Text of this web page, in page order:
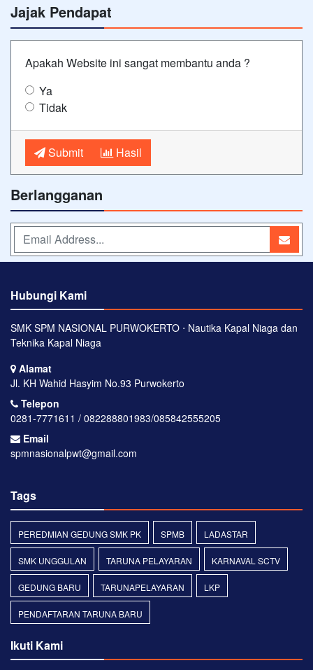
Jajak Pendapat
Apakah Website ini sangat membantu anda ?
Ya
Tidak
Submit Hasil
Berlangganan
Hubungi Kami
SMK SPM NASIONAL PURWOKERTO ⋅ Nautika Kapal Niaga dan
Teknika Kapal Niaga
Alamat
Jl. KH Wahid Hasyim No.93 Purwokerto
Telepon
0281-7771611 / 082288801983/085842555205
Email
spmnasionalpwt@gmail.com
Tags
PEREDMIAN GEDUNG SMK PK SPMB LADASTAR
SMK UNGGULAN TARUNA PELAYARAN KARNAVAL SCTV
GEDUNG BARU TARUNAPELAYARAN LKP
PENDAFTARAN TARUNA BARU
Ikuti Kami